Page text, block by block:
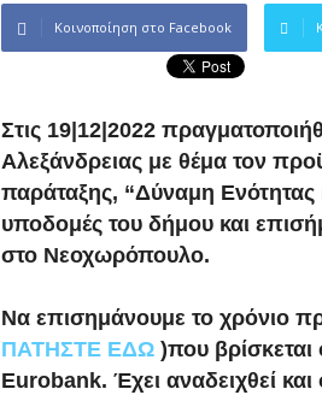
Κοινοποίηση στο Facebook
Στις 19|12|2022
Αλεξάνδρειας με θέμα τον
παράταξης, “Δύναμη Ενότητας
υποδομές του δήμου και
στο Νεοχωρόπουλο.
Να επισημάνουμε το χρόνιο
ΠΑΤΗΣΤΕ ΕΔΩ )που
Eurobank. Έχει αναδειχθεί